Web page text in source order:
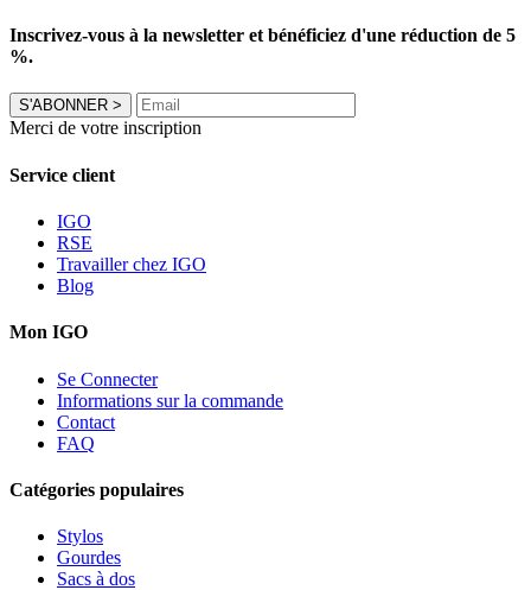
Inscrivez-vous à la newsletter et bénéficiez d'une réduction de 5
%.
S'ABONNER >
Merci de votre inscription
Service client
IGO
RSE
Travailler chez IGO
Blog
Mon IGO
Se Connecter
Informations sur la commande
Contact
FAQ
Catégories populaires
Stylos
Gourdes
Sacs à dos